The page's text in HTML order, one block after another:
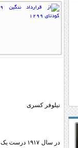
نیلوفر کسری
در سال